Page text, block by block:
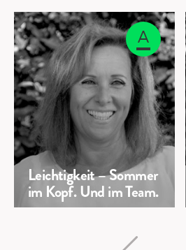
Leichtigkeit – Sommer
im Kopf. Und im Team.